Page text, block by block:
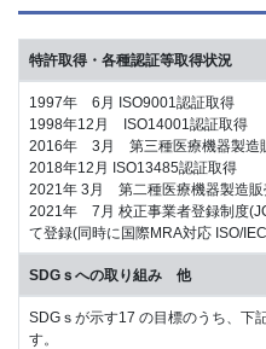
特許取得・各種認証等取得状況
1997年 6月 ISO9001認証取得
1998年12月 ISO14001認証取得
2016年 3月 第三種医療機器製造
2018年12月 ISO13485認証取得
2021年 3月 第二種医療機器製造販
2021年 7月 校正事業者登録制度
て登録(同時に国際MRA対応 ISO/
SDGｓへの取り組み 他
SDGｓが示す17 の目標のうち、下
す。